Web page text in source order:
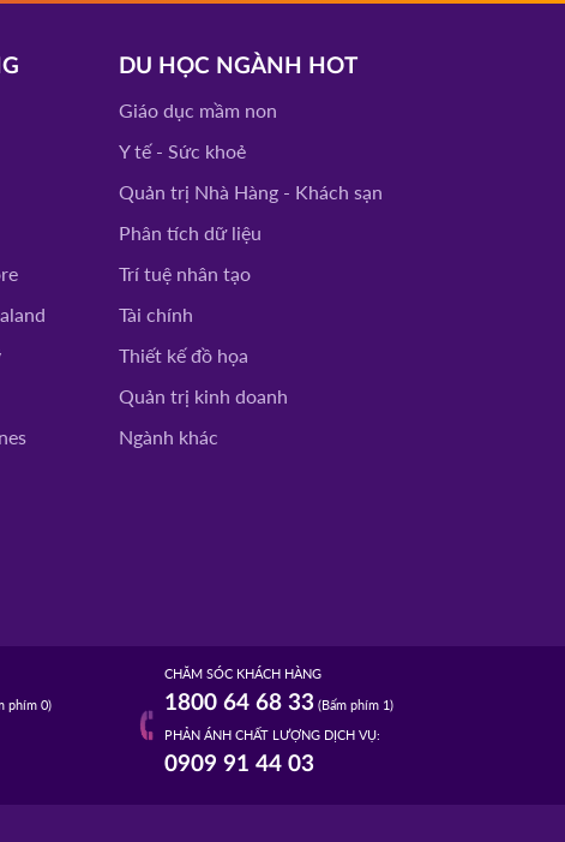
DU HỌC NGÀNH HOT
Giáo dục mầm non
Y tế - Sức khoẻ
Quản trị Nhà Hàng - Khách sạn
Phân tích dữ liệu
Trí tuệ nhân tạo
Tài chính
Thiết kế đồ họa
Quản trị kinh doanh
Ngành khác
phím 0)
CHĂM SÓC KHÁCH HÀNG
1800 64 68 33 (Bấm phím 1)
PHẢN ÁNH CHẤT LƯỢNG DỊCH VỤ:
0909 91 44 03